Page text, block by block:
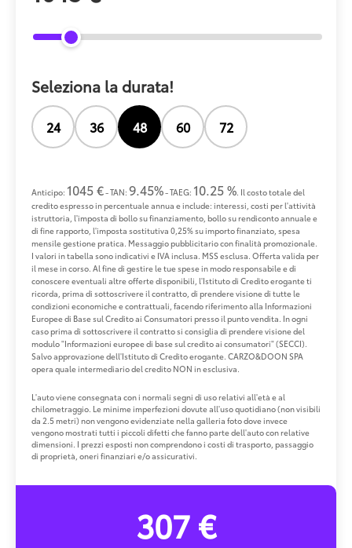
Seleziona la durata!
24 36 48 60 72
Anticipo: 1045 €- TAN: 9.45%- TAEG: 10.25 %. Il costo totale del
credito espresso in percentuale annua e include: interessi, costi per l'attività
istruttoria, l'imposta di bollo su finanziamento, bollo su rendiconto annuale e
di fine rapporto, l'imposta sostitutiva 0,25% su importo finanziato, spesa
mensile gestione pratica. Messaggio pubblicitario con finalità promozionale.
I valori in tabella sono indicativi e IVA inclusa. MSS esclusa. Offerta valida per
il mese in corso. Al fine di gestire le tue spese in modo responsabile e di
conoscere eventuali altre offerte disponibili, l'Istituto di Credito erogante ti
ricorda, prima di sottoscrivere il contratto, di prendere visione di tutte le
condizioni economiche e contrattuali, facendo riferimento alla Informazioni
Europee di Base sul Credito ai Consumatori presso il punto vendita. In ogni
caso prima di sottoscrivere il contratto si consiglia di prendere visione del
modulo "Informazioni europee di base sul credito ai consumatori" (SECCI).
Salvo approvazione dell'Istituto di Credito erogante. CARZO&DOON SPA
opera quale intermediario del credito NON in esclusiva.
L'auto viene consegnata con i normali segni di uso relativi all'età e al
chilometraggio. Le minime imperfezioni dovute all'uso quotidiano (non visibili
da 2.5 metri) non vengono evidenziate nella galleria foto dove invece
vengono mostrati tutti i piccoli difetti che fanno parte dell'auto con relative
dimensioni. I prezzi esposti non comprendono i costi di trasporto, passaggio
di proprietà, oneri finanziari e/o assicurativi.
307 €